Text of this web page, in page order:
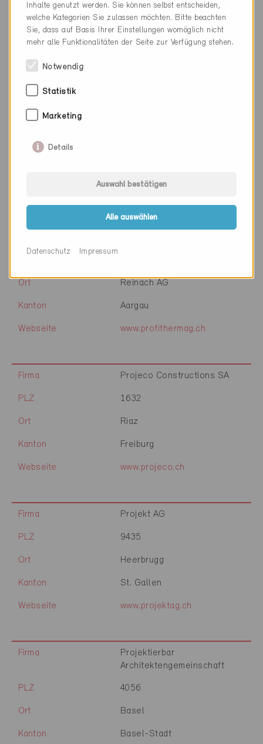
Kanton Zürich
Webseite www.preluce.ch
Firma
PLZ
Kanton
Ort Reinach AG
Kanton Aargau
Webseite www.profithermag.ch
Firma Projeco Constructions SA
PLZ 1632
Ort Riaz
Kanton Freiburg
Webseite www.projeco.ch
Firma Projekt AG
PLZ 9435
Ort Heerbrugg
Kanton St. Gallen
Webseite www.projektag.ch
Firma
Projektierbar
Architektengemeinschaft
PLZ 4056
Ort Basel
Kanton Basel-Stadt
Inhalte genutzt werden. Sie können selbst entscheiden,
welche Kategorien Sie zulassen möchten. Bitte beachten
Sie, dass auf Basis Ihrer Einstellungen womöglich nicht
mehr alle Funktionalitäten der Seite zur Verfügung stehen.
Notwendig
Statistik
Marketing
Details
Auswahl bestätigen
Alle auswählen
Datenschutz Impressum